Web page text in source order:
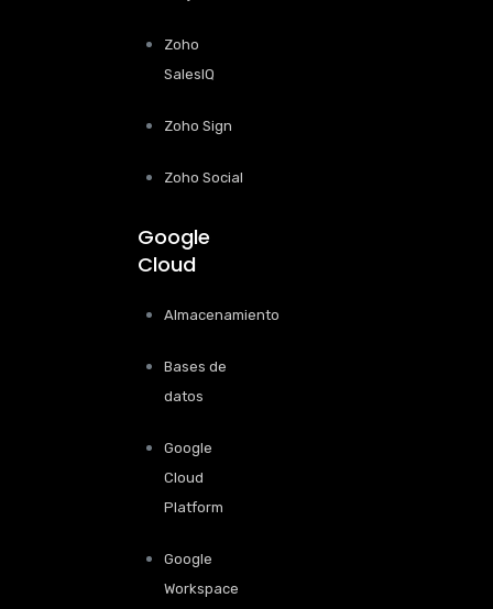
Zoho
SalesIQ
Zoho Sign
Zoho Social
Google
Cloud
Almacenamiento
Bases de
datos
Google
Cloud
Platform
Google
Workspace